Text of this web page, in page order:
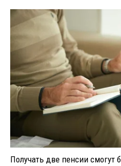
Получать две пенсии смогут